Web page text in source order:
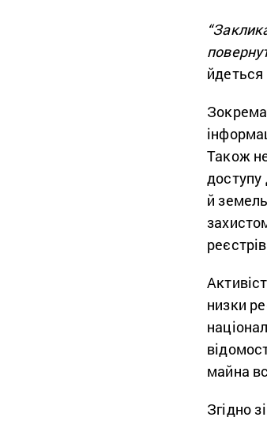
йдеться
Також
доступу
й
низки
майна
Згідно